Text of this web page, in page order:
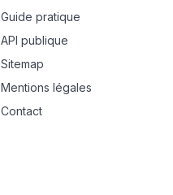
Guide pratique
API publique
Sitemap
Mentions légales
Contact